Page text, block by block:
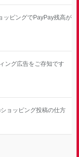
ッピングでPayPay残高が
ング広告をご存知です
ョッピング投稿の仕方